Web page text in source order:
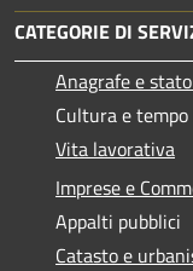
CATEGORIE DI
Anagrafe e
Cultura e
Vita lavorativa
Imprese e
Appalti pubblici
Catasto e